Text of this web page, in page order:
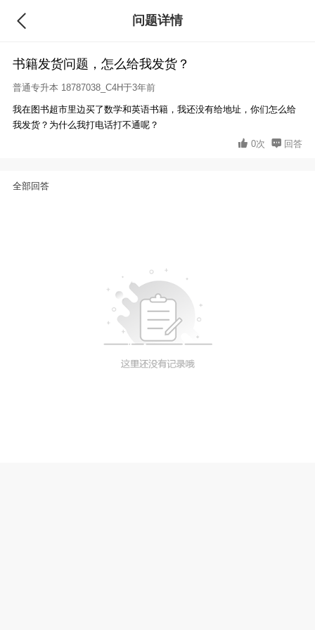
问题详情
书籍发货问题，怎么给我发货？
普通专升本 18787038_C4H于3年前
我在图书超市里边买了数学和英语书籍，我还没有给地址，你们怎么给
我发货？为什么我打电话打不通呢？
0次
回答
全部回答